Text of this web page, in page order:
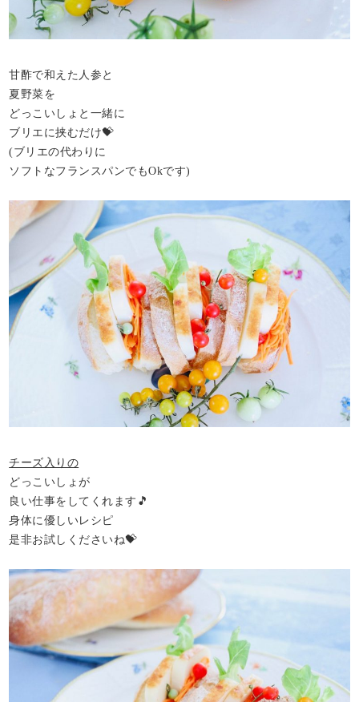
甘酢で和えた人参と
夏野菜を
どっこいしょと一緒に
ブリエに挟むだけ💝
(ブリエの代わりに
ソフトなフランスパンでもOkです)
チーズ入りの
どっこいしょが
良い仕事をしてくれます🎵
身体に優しいレシピ
是非お試しくださいね💝